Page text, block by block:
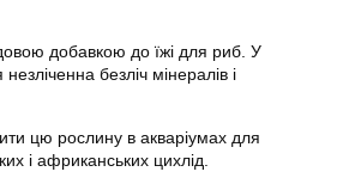
добавкою до їжі для риб. У
незліченна безліч мінералів і
цю рослину в акваріумах для
і африканських цихлід.